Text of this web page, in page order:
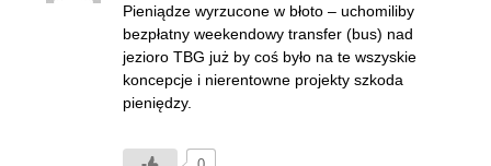
Pieniądze wyrzucone w błoto – uchomiliby
bezpłatny weekendowy transfer (bus) nad
jezioro TBG już by coś było na te wszyskie
koncepcje i nierentowne projekty szkoda
pieniędzy.